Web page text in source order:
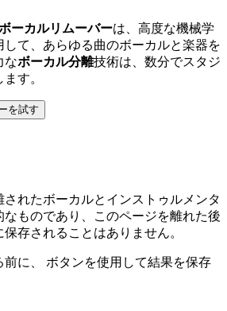
ーカルリムーバーは、高度な機械学
て、あらゆる曲のボーカルと楽器を
なボーカル分離技術は、数分でスタジ
す。
を試す
されたボーカルとインストゥルメンタ
なものであり、このページを離れた後
存されることはありません。
に、
ボタンを使用して結果を保存